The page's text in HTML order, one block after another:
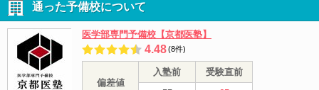
通った予備校について
医学部専門予備校【京都医塾】
4.48(8件)
偏差値
入塾前
受験直前